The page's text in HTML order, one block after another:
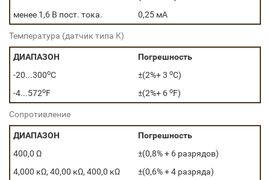
менее 1,6 В пост. тока.
0,25 мА
Температура (датчик типа K)
ДИАПАЗОН
Погрешность
-20...300oC ±(2%+ 3 oC)
-4...572oF ±(2%+ 6 oF)
Сопротивление
ДИАПАЗОН
Погрешность
400,0 Ω
±(0,8% + 6 разрядов)
4,000 кΩ, 40,00 кΩ, 400,0 кΩ
±(0,6% + 4 разряда)